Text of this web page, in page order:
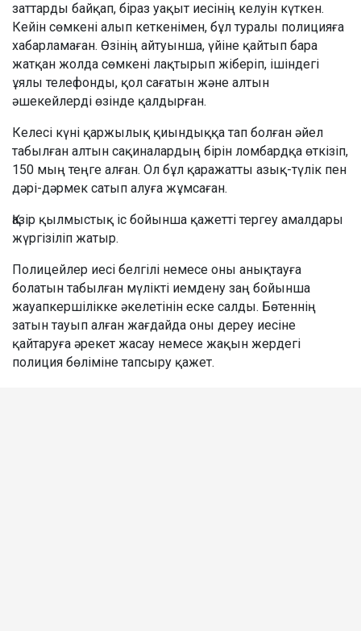
заттарды байқап, біраз уақыт иесінің келуін күткен.
Кейін сөмкені алып кеткенімен, бұл туралы полицияға
хабарламаған. Өзінің айтуынша, үйіне қайтып бара
жатқан жолда сөмкені лақтырып жіберіп, ішіндегі
ұялы телефонды, қол сағатын және алтын
әшекейлерді өзінде қалдырған.
Келесі күні қаржылық қиындыққа тап болған әйел
табылған алтын сақиналардың бірін ломбардқа өткізіп,
150 мың теңге алған. Ол бұл қаражатты азық-түлік пен
дәрі-дәрмек сатып алуға жұмсаған.
Қазір қылмыстық іс бойынша қажетті тергеу амалдары
жүргізіліп жатыр.
Полицейлер иесі белгілі немесе оны анықтауға
болатын табылған мүлікті иемдену заң бойынша
жауапкершілікке әкелетінін еске салды. Бөтеннің
затын тауып алған жағдайда оны дереу иесіне
қайтаруға әрекет жасау немесе жақын жердегі
полиция бөліміне тапсыру қажет.